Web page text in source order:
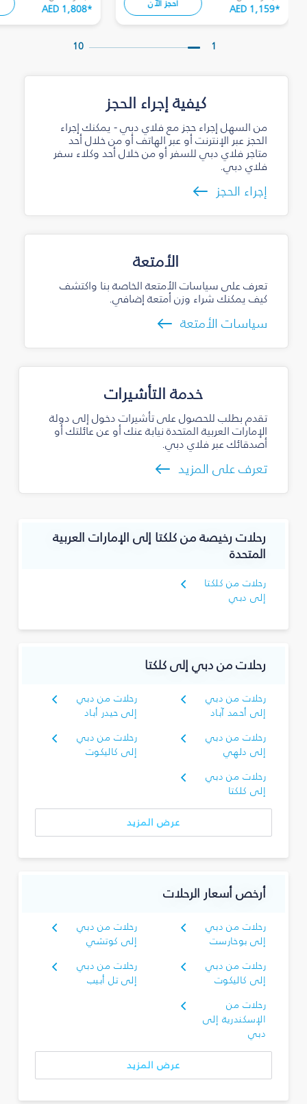
AED 1,808* AED 1,159* احجز الآن
10 1
كيفية إجراء الحجز
من السهل إجراء حجز مع فلاي دبي - يمكنك إجراء
الحجز عبر الإنترنت أو عبر الهاتف أو من خلال أحد
متاجر فلاي دبي للسفر أو من خلال أحد وكلاء سفر
فلاي دبي.
إجراء الحجز
الأمتعة
تعرف على سياسات الأمتعة الخاصة بنا واكتشف
كيف يمكنك شراء وزن أمتعة إضافي.
سياسات الأمتعة
خدمة التأشيرات
تقدم بطلب للحصول على تأشيرات دخول إلى دولة
الإمارات العربية المتحدة نيابة عنك أو عن عائلتك أو
أصدقائك عبر فلاي دبي.
تعرف على المزيد
رحلات رخيصة من كلكتا إلى الإمارات العربية
المتحدة
رحلات من كلكتا
إلى دبي
رحلات من دبي إلى كلكتا
رحلات من دبي
إلى أحمد آباد
رحلات من دبي
إلى حيدر أباد
رحلات من دبي
إلى دلهي
رحلات من دبي
إلى كاليكوت
رحلات من دبي
إلى كلكتا
عرض المزيد
أرخص أسعار الرحلات
رحلات من دبي
إلى بوخارست
رحلات من دبي
إلى كوتشي
رحلات من دبي
إلى كاليكوت
رحلات من دبي
إلى تل أبيب
رحلات من
الإسكندرية إلى
دبي
عرض المزيد